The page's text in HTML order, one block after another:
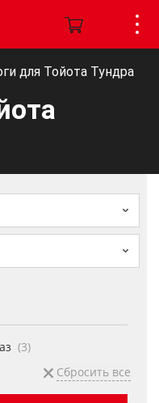
для Тойота Тундра
(3)